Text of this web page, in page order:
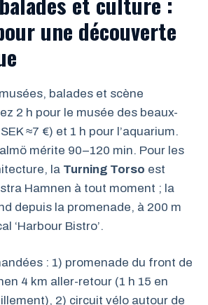
une découverte
balades et scène
2 h pour le musée des beaux-
≈7 €) et 1 h pour l’aquarium.
mérite 90–120 min. Pour les
la Turning Torso est
Hamnen à tout moment ; la
depuis la promenade, à 200 m
‘Harbour Bistro’.
: 1) promenade du front de
4 km aller-retour (1 h 15 en
2) circuit vélo autour de